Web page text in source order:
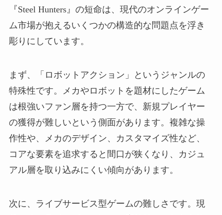
『Steel Hunters』の短命は、現代のオンラインゲー
ム市場が抱えるいくつかの構造的な問題点を浮き
彫りにしています。
まず、「ロボットアクション」というジャンルの
特殊性です。メカやロボットを題材にしたゲーム
は根強いファン層を持つ一方で、新規プレイヤー
の獲得が難しいという側面があります。複雑な操
作性や、メカのデザイン、カスタマイズ性など、
コアな要素を追求すると間口が狭くなり、カジュ
アル層を取り込みにくい傾向があります。
次に、ライブサービス型ゲームの難しさです。現